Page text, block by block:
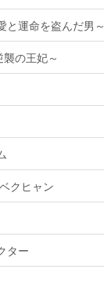
と運命を盗んだ男～
の王妃～
クヒャン
ター